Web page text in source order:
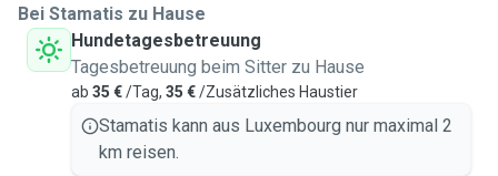
Bei Stamatis zu Hause
Hundetagesbetreuung
Tagesbetreuung beim Sitter zu Hause
ab 35 €/Tag, 35 €/Zusätzliches Haustier
Stamatis kann aus Luxembourg nur maximal 2
km reisen.